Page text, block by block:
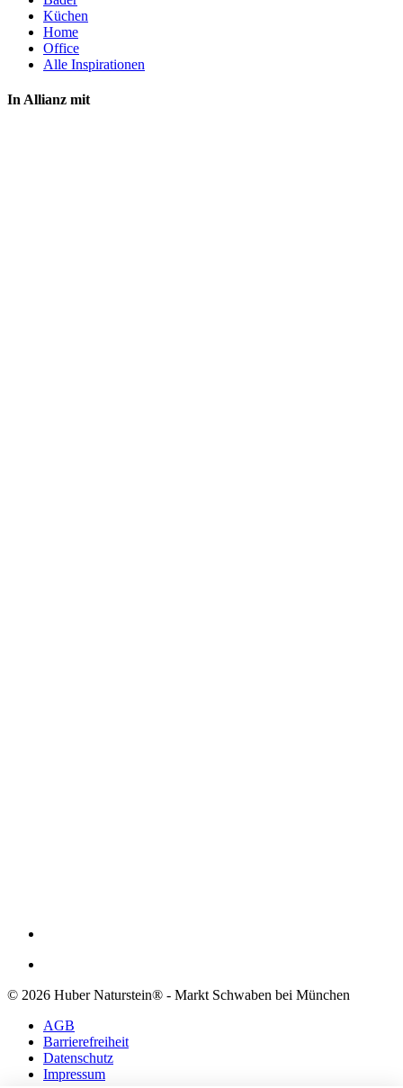
Küchen
Home
Office
Alle Inspirationen
In Allianz mit
© 2026 Huber Naturstein® - Markt Schwaben bei München
AGB
Barrierefreiheit
Datenschutz
Impressum